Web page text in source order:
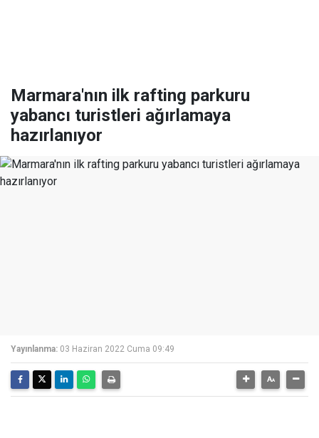
Marmara'nın ilk rafting parkuru
yabancı turistleri ağırlamaya
hazırlanıyor
Yayınlanma: 03 Haziran 2022 Cuma 09:49